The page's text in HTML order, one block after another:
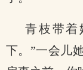
青枝带着
下。”一会儿